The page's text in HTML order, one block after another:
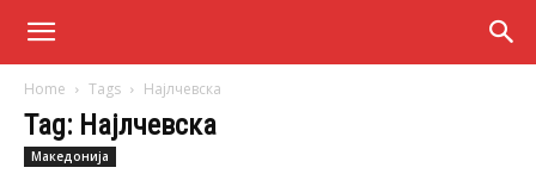
Home Tags Најлчевска
Tag: Најлчевска
Македонија